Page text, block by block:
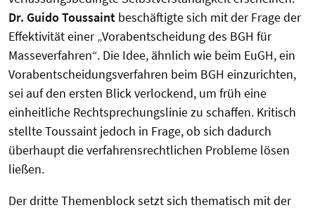
Dr. Guido Toussaint beschäftigte sich mit der Frage der
Effektivität einer „Vorabentscheidung des BGH für
Masseverfahren“. Die Idee, ähnlich wie beim EuGH, ein
Vorabentscheidungsverfahren beim BGH einzurichten,
sei auf den ersten Blick verlockend, um früh eine
einheitliche Rechtsprechungslinie zu schaffen. Kritisch
stellte Toussaint jedoch in Frage, ob sich dadurch
überhaupt die verfahrensrechtlichen Probleme lösen
ließen.
Der dritte Themenblock setzt sich thematisch mit der